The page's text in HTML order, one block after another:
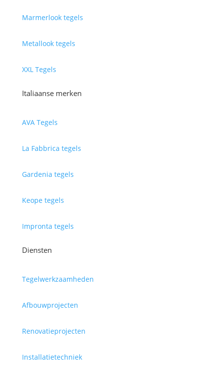
Marmerlook tegels
Metallook tegels
XXL Tegels
Italiaanse merken
AVA Tegels
La Fabbrica tegels
Gardenia tegels
Keope tegels
Impronta tegels
Diensten
Tegelwerkzaamheden
Afbouwprojecten
Renovatieprojecten
Installatietechniek